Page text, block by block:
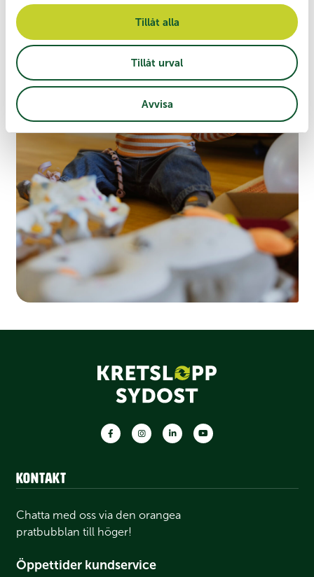
Tillåt alla
Tillåt urval
Avvisa
Facebook Instagram LinkedIn
Kontakt
Chatta med oss via den orangea
pratbubblan till höger!
Öppettider kundservice